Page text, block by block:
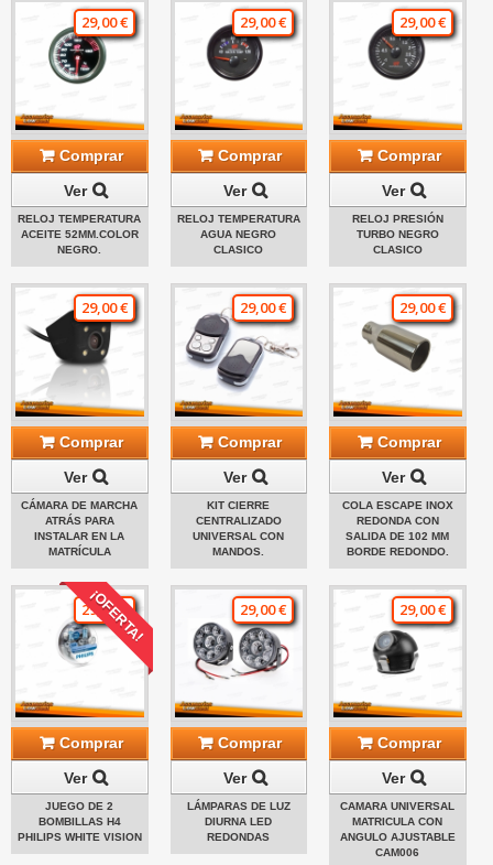
29,00 €
Comprar
Ver
RELOJ TEMPERATURA
ACEITE 52MM.COLOR
NEGRO.
29,00 €
Comprar
Ver
RELOJ TEMPERATURA
AGUA NEGRO
CLASICO
29,00 €
Comprar
Ver
RELOJ PRESIÓN
TURBO NEGRO
CLASICO
29,00 €
Comprar
Ver
CÁMARA DE MARCHA
ATRÁS PARA
INSTALAR EN LA
MATRÍCULA
29,00 €
Comprar
Ver
KIT CIERRE
CENTRALIZADO
UNIVERSAL CON
MANDOS.
29,00 €
Comprar
Ver
COLA ESCAPE INOX
REDONDA CON
SALIDA DE 102 MM
BORDE REDONDO.
¡OFERTA!
29,00 €
Comprar
Ver
JUEGO DE 2
BOMBILLAS H4
PHILIPS WHITE VISION
29,00 €
Comprar
Ver
LÁMPARAS DE LUZ
DIURNA LED
REDONDAS
29,00 €
Comprar
Ver
CAMARA UNIVERSAL
MATRICULA CON
ANGULO AJUSTABLE
CAM006